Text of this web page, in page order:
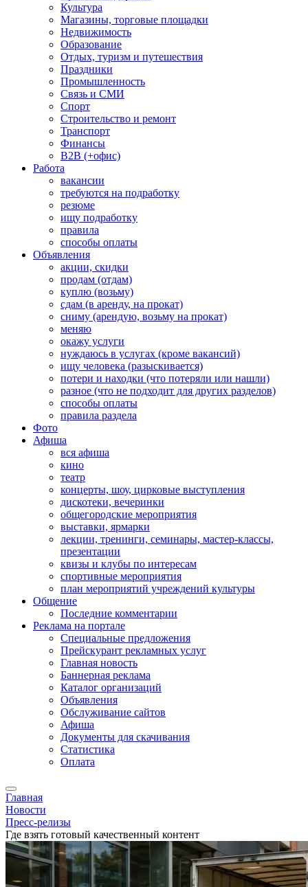
Культура
Магазины, торговые площадки
Недвижимость
Образование
Отдых, туризм и путешествия
Праздники
Промышленность
Связь и СМИ
Спорт
Строительство и ремонт
Транспорт
Финансы
B2B (+офис)
Работа
вакансии
требуются на подработку
резюме
ищу подработку
правила
способы оплаты
Объявления
акции, скидки
продам (отдам)
куплю (возьму)
сдам (в аренду, на прокат)
сниму (арендую, возьму на прокат)
меняю
окажу услуги
нуждаюсь в услугах (кроме вакансий)
ищу человека (разыскивается)
потери и находки (что потеряли или нашли)
разное (что не подходит для других разделов)
способы оплаты
правила раздела
Фото
Афиша
вся афиша
кино
театр
концерты, шоу, цирковые выступления
дискотеки, вечеринки
общегородские мероприятия
выставки, ярмарки
лекции, тренинги, семинары, мастер-классы,
презентации
квизы и клубы по интересам
спортивные мероприятия
план мероприятий учреждений культуры
Общение
Последние комментарии
Реклама на портале
Специальные предложения
Прейскурант рекламных услуг
Главная новость
Баннерная реклама
Каталог организаций
Объявления
Обслуживание сайтов
Афиша
Документы для скачивания
Статистика
Оплата
Главная
Новости
Пресс-релизы
Где взять готовый качественный контент